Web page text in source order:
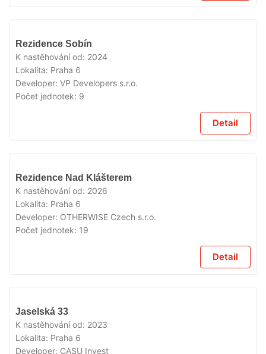
Rezidence Sobín
K nastěhování od: 2024
Lokalita: Praha 6
Developer: VP Developers s.r.o.
Počet jednotek: 9
Detail
Rezidence Nad Klášterem
K nastěhování od: 2026
Lokalita: Praha 6
Developer: OTHERWISE Czech s.r.o.
Počet jednotek: 19
Detail
Jaselská 33
K nastěhování od: 2023
Lokalita: Praha 6
Developer: CASU Invest